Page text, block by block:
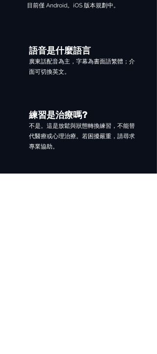
目前僅 Android。iOS 版本規劃中。
語音是什麼語言
廣東話配音為主，字幕為書面語繁體；介
面可切換英文。
​練習是治療嗎?
不是。這是放鬆與狀態轉換練習，不能替
代醫療或心理治療。若困擾嚴重，請尋求
專業協助。